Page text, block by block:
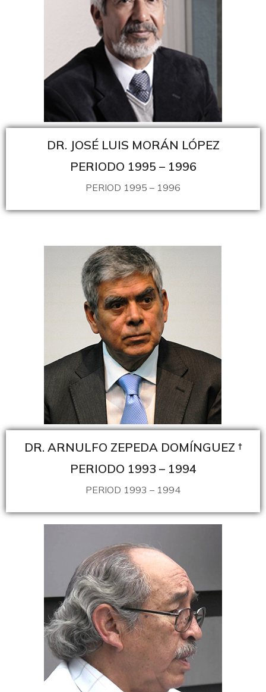
DR. JOSÉ LUIS MORÁN LÓPEZ
PERIODO 1995 – 1996
PERIOD 1995 – 1996
DR. ARNULFO ZEPEDA DOMÍNGUEZ †
PERIODO 1993 – 1994
PERIOD 1993 – 1994